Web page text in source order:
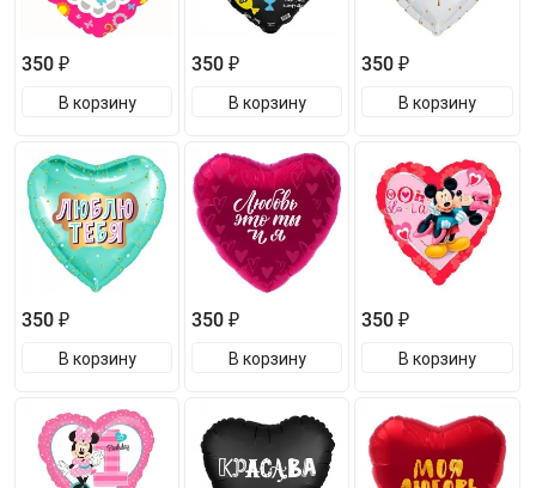
350 ₽
В корзину
350 ₽
В корзину
350 ₽
В корзину
350 ₽
В корзину
350 ₽
В корзину
350 ₽
В корзину